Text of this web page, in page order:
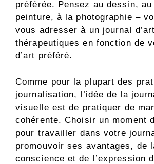
préférée. Pensez au dessin,
peinture, à la photographie –
vous adresser à un journal
thérapeutiques en fonction de
d’art préféré.
Comme pour la plupart des
journalisation, l’idée de la
visuelle est de pratiquer de
cohérente. Choisir un moment
pour travailler dans votre
promouvoir ses avantages, de
conscience et de l’expression